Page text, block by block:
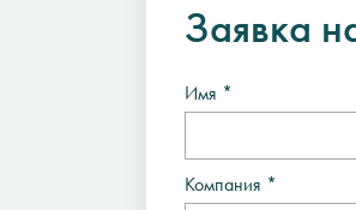
Заявка
Имя *
Компания *